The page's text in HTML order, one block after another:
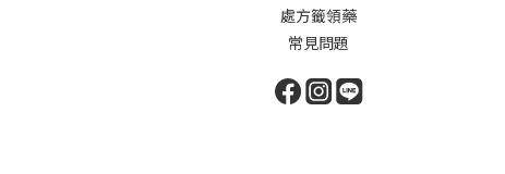
處方籤領藥
常見問題